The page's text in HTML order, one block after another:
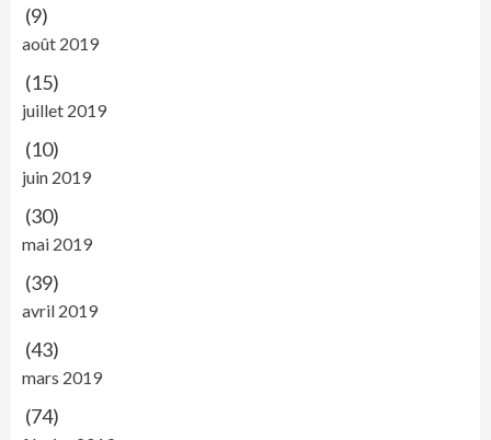
(9)
août 2019
(15)
juillet 2019
(10)
juin 2019
(30)
mai 2019
(39)
avril 2019
(43)
mars 2019
(74)